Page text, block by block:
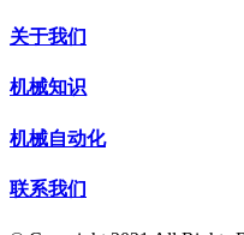
关于我们
机械知识
机械自动化
联系我们